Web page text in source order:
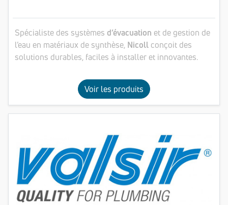
Spécialiste des systèmes d’évacuation et de gestion de
l’eau en matériaux de synthèse, Nicoll conçoit des
solutions durables, faciles à installer et innovantes.
Voir les produits